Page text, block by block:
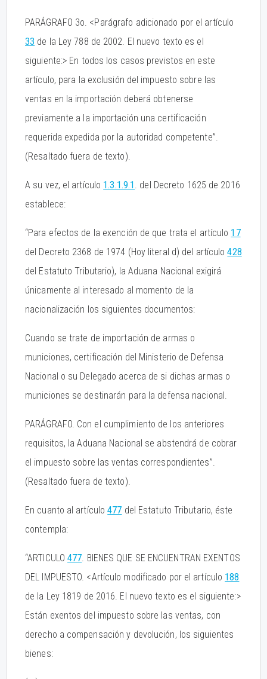
PARÁGRAFO 3o. <Parágrafo adicionado por el artículo
33 de la Ley 788 de 2002. El nuevo texto es el
siguiente:> En todos los casos previstos en este
artículo, para la exclusión del impuesto sobre las
ventas en la importación deberá obtenerse
previamente a la importación una certificación
requerida expedida por la autoridad competente”.
(Resaltado fuera de texto).
A su vez, el artículo 1.3.1.9.1. del Decreto 1625 de 2016
establece:
“Para efectos de la exención de que trata el artículo 17
del Decreto 2368 de 1974 (Hoy literal d) del artículo428
del Estatuto Tributario), la Aduana Nacional exigirá
únicamente al interesado al momento de la
nacionalización los siguientes documentos:
Cuando se trate de importación de armas o
municiones, certificación del Ministerio de Defensa
Nacional o su Delegado acerca de si dichas armas o
municiones se destinarán para la defensa nacional.
PARÁGRAFO. Con el cumplimiento de los anteriores
requisitos, la Aduana Nacional se abstendrá de cobrar
el impuesto sobre las ventas correspondientes”.
(Resaltado fuera de texto).
En cuanto al artículo477 del Estatuto Tributario, éste
contempla:
“ARTICULO 477. BIENES QUE SE ENCUENTRAN EXENTOS
DEL IMPUESTO. <Artículo modificado por el artículo 188
de la Ley 1819 de 2016. El nuevo texto es el siguiente:>
Están exentos del impuesto sobre las ventas, con
derecho a compensación y devolución, los siguientes
bienes: